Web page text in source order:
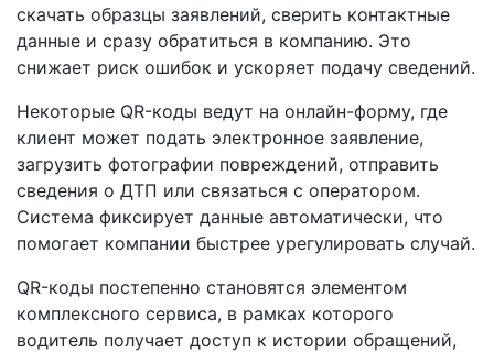
скачать образцы заявлений, сверить контактные
данные и сразу обратиться в компанию. Это
снижает риск ошибок и ускоряет подачу сведений.
Некоторые QR-коды ведут на онлайн-форму, где
клиент может подать электронное заявление,
загрузить фотографии повреждений, отправить
сведения о ДТП или связаться с оператором.
Система фиксирует данные автоматически, что
помогает компании быстрее урегулировать случай.
QR-коды постепенно становятся элементом
комплексного сервиса, в рамках которого
водитель получает доступ к истории обращений,